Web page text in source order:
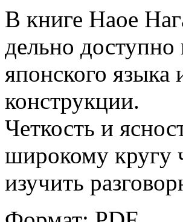
В книге Наое
дельно
японского
конструкции.
Четкость и
ши­рокому кругу
изучить